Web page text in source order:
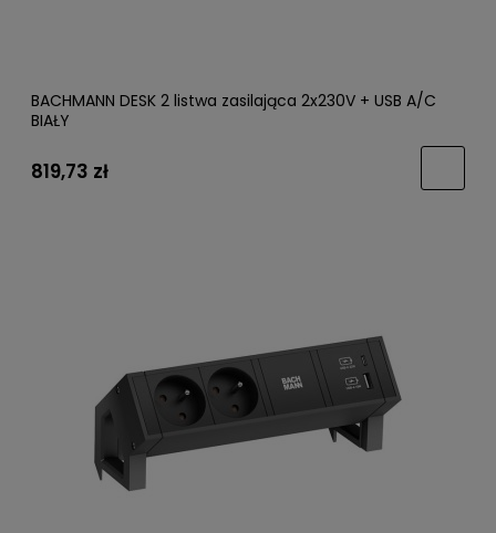
BACHMANN DESK 2 listwa zasilająca 2x230V + USB A/C
BIAŁY
819,73 zł